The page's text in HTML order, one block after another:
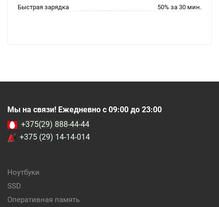
Быстрая зарядка 50% за 30 мин.
Мы на связи! Ежедневно с 09:00 до 23:00
+375(29) 888-44-44
+375 (29) 14-14-014
Ноутбуки
SSD
Оперативная память